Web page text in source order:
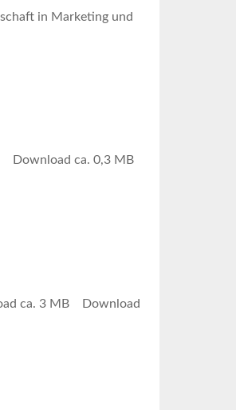
in Marketing und
Download ca. 0,3 MB
ca. 3 MB Download